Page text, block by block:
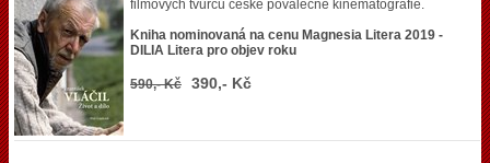
filmových tvůrců české poválečné kinematografie.
Kniha nominovaná na cenu Magnesia Litera 2019 -
DILIA Litera pro objev roku
590,- Kč 390,- Kč